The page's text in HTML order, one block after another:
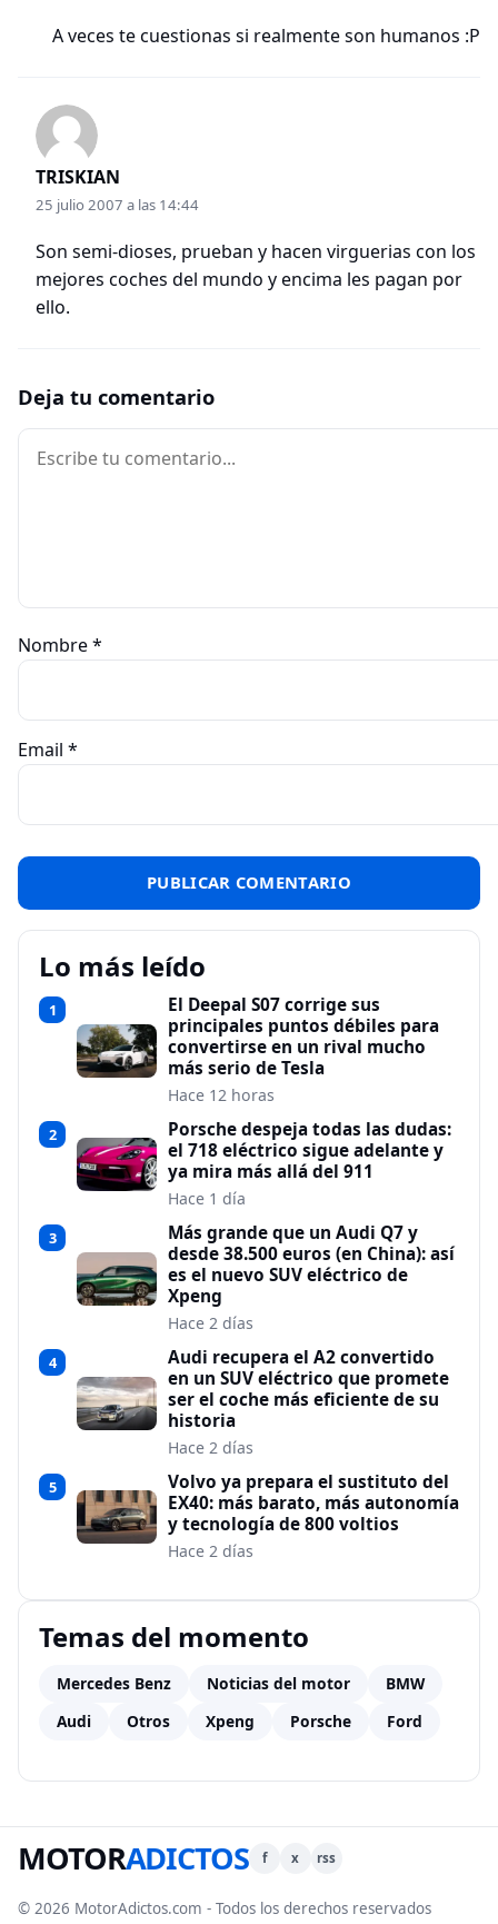
A veces te cuestionas si realmente son humanos :P
TRISKIAN
25 julio 2007 a las 14:44
Son semi-dioses, prueban y hacen virguerias con los
mejores coches del mundo y encima les pagan por
ello.
Deja tu comentario
Comentario
Nombre*
Email *
Lo más leído
1
El Deepal S07 corrige sus
principales puntos débiles para
convertirse en un rival mucho
más serio de Tesla
Hace 12 horas
2
Porsche despeja todas las dudas:
el 718 eléctrico sigue adelante y
ya mira más allá del 911
Hace 1 día
3
Más grande que un Audi Q7 y
desde 38.500 euros (en China): así
es el nuevo SUV eléctrico de
Xpeng
Hace 2 días
4
Audi recupera el A2 convertido
en un SUV eléctrico que promete
ser el coche más eficiente de su
historia
Hace 2 días
5
Volvo ya prepara el sustituto del
EX40: más barato, más autonomía
y tecnología de 800 voltios
Hace 2 días
Temas del momento
Mercedes Benz Noticias del motor
BMW
Audi
Otros Xpeng Porsche Ford
MOTORADICTOS f x rss
© 2026 MotorAdictos.com - Todos los derechos reservados